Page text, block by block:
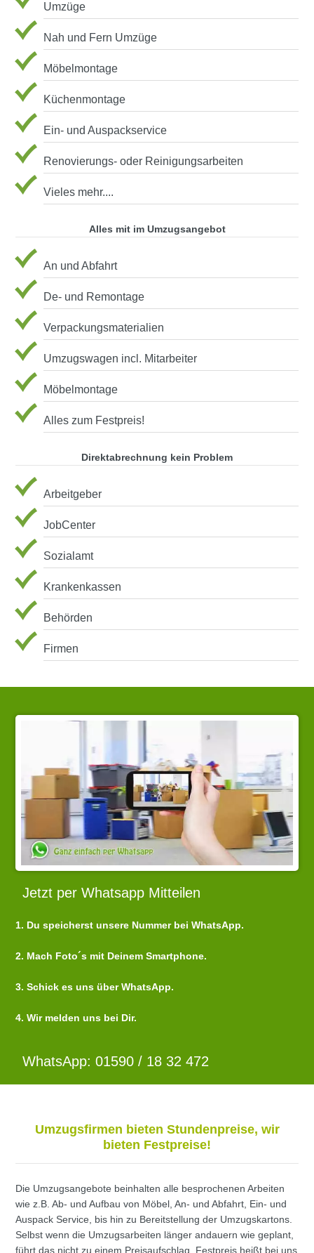
Umzüge
Nah und Fern Umzüge
Möbelmontage
Küchenmontage
Ein- und Auspackservice
Renovierungs- oder Reinigungsarbeiten
Vieles mehr....
Alles mit im Umzugsangebot
An und Abfahrt
De- und Remontage
Verpackungsmaterialien
Umzugswagen incl. Mitarbeiter
Möbelmontage
Alles zum Festpreis!
Direktabrechnung kein Problem
Arbeitgeber
JobCenter
Sozialamt
Krankenkassen
Behörden
Firmen
Jetzt per Whatsapp Mitteilen
1. Du speicherst unsere Nummer bei WhatsApp.
2. Mach Foto´s mit Deinem Smartphone.
3. Schick es uns über WhatsApp.
4. Wir melden uns bei Dir.
WhatsApp: 01590 / 18 32 472
Umzugsfirmen bieten Stundenpreise, wir
bieten Festpreise!
Die Umzugsangebote beinhalten alle besprochenen Arbeiten
wie z.B. Ab- und Aufbau von Möbel, An- und Abfahrt, Ein- und
Auspack Service, bis hin zu Bereitstellung der Umzugskartons.
Selbst wenn die Umzugsarbeiten länger andauern wie geplant,
führt das nicht zu einem Preisaufschlag. Festpreis heißt bei uns